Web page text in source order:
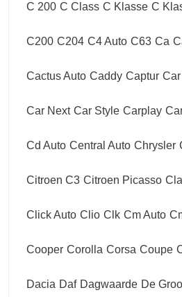
C 200 C Class C Klasse C
C200 C204 C4 Auto C63 Ca
Cactus Auto Caddy Captur Car
Car Next Car Style Carplay
Cd Auto Central Auto Chrysler
Citroen C3 Citroen Picasso Cla
Click Auto Clio Clk Cm Auto
Cooper Corolla Corsa Coupe
Dacia Daf Dagwaarde De